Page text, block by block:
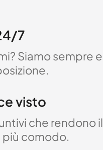
7
Siamo sempre e
visto
che rendono il
comodo.